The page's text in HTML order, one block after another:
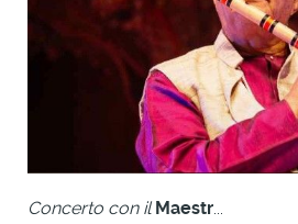
Concerto con il Maestr...